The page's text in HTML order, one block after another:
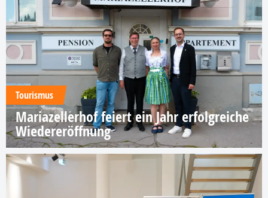
Tourismus
Mariazellerhof feiert ein Jahr erfolgreiche
Wiedereröffnung